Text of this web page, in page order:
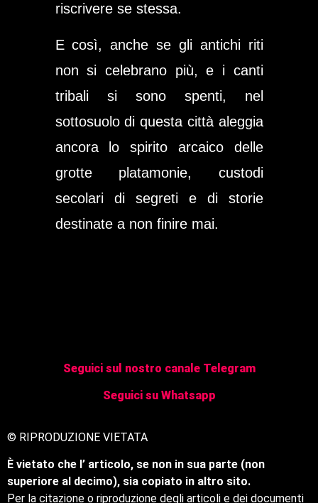
riscrivere se stessa.
E così, anche se gli antichi riti
non si celebrano più, e i canti
tribali si sono spenti, nel
sottosuolo di questa città aleggia
ancora lo spirito arcaico delle
grotte platamonie, custodi
secolari di segreti e di storie
destinate a non finire mai.
Seguici sul nostro canale Telegram
Seguici su Whatsapp
© RIPRODUZIONE VIETATA
È vietato che l’ articolo, se non in sua parte (non
superiore al decimo), sia copiato in altro sito.
Per la citazione o riproduzione degli articoli e dei documenti